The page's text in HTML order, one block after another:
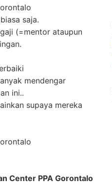
saja.
(=mentor ataupun
mendengar
ini..
supaya mereka
Center PPA Gorontalo